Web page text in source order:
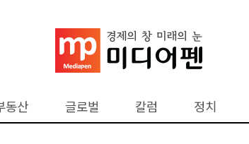
동산 글로벌 칼럼 정치